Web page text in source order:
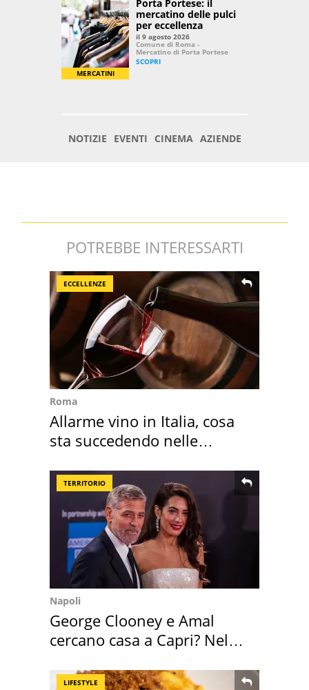
POTREBBE INTERESSARTI
ECCELLENZE
Roma
Allarme vino in Italia, cosa
sta succedendo nelle
TERRITORIO
Napoli
George Clooney e Amal
cercano casa a Capri? Nel
LIFESTYLE